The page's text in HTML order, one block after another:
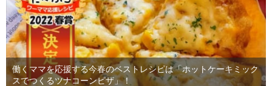
働くママを応援する今春のベストレシピは「ホットケーキミック
スでつくるツナコーンピザ」！